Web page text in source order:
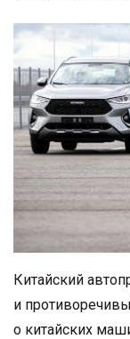
Китайский
и
о китайских